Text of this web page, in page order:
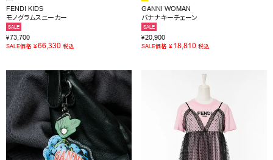
FENDI KIDS
モノグラムスニーカー
SALE
¥73,700
SALE価格 ¥66,330 税込
GANNI WOMAN
バナナキーチェーン
SALE
¥20,900
SALE価格 ¥18,810 税込